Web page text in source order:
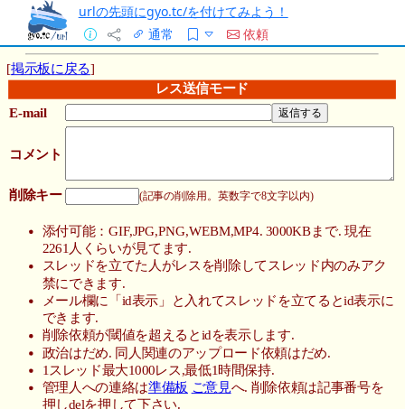
urlの先頭にgyo.tc/を付けてみよう！
通常
依頼